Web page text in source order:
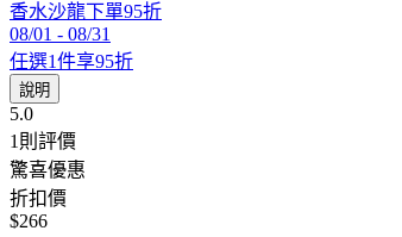
香水沙龍下單95折
08/01 - 08/31
任選1件享95折
說明
5.0
1則評價
驚喜優惠
折扣價
$266